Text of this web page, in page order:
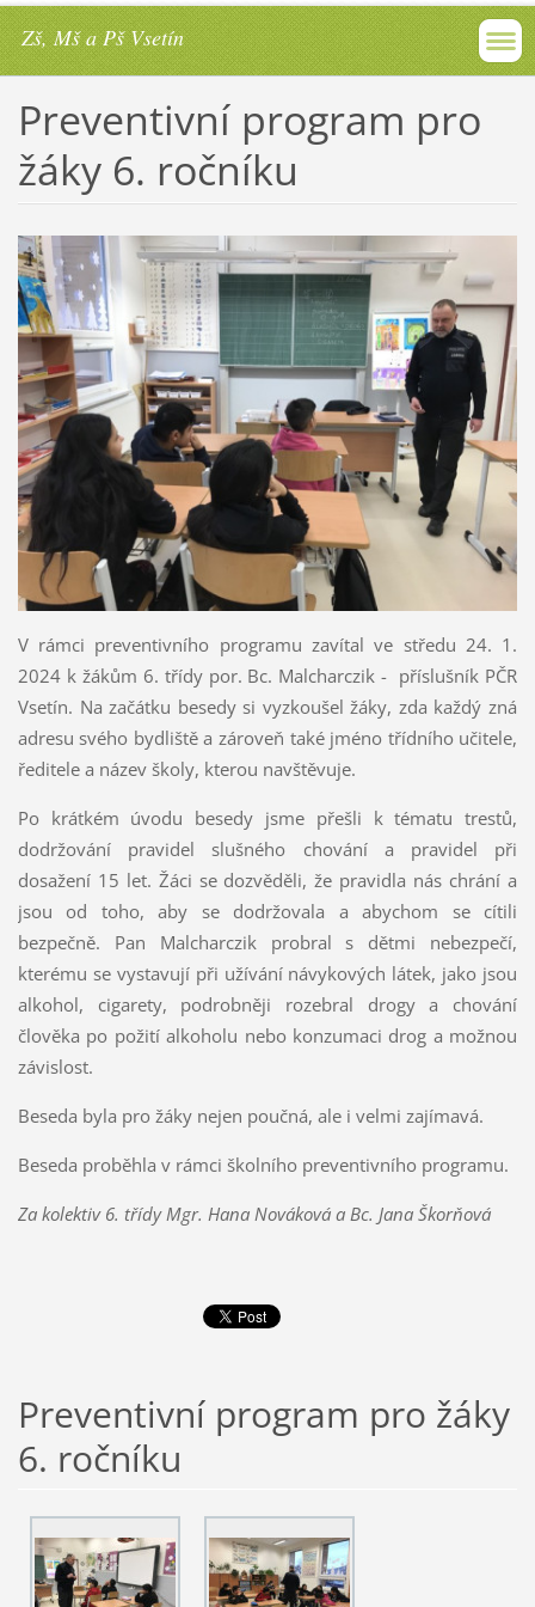
Zš, Mš a Pš Vsetín
Preventivní program pro
žáky 6. ročníku
V rámci preventivního programu zavítal ve středu 24. 1.
2024 k žákům 6. třídy por. Bc. Malcharczik - příslušník PČR
Vsetín. Na začátku besedy si vyzkoušel žáky, zda každý zná
adresu svého bydliště a zároveň také jméno třídního učitele,
ředitele a název školy, kterou navštěvuje.
Po krátkém úvodu besedy jsme přešli k tématu trestů,
dodržování pravidel slušného chování a pravidel při
dosažení 15 let. Žáci se dozvěděli, že pravidla nás chrání a
jsou od toho, aby se dodržovala a abychom se cítili
bezpečně. Pan Malcharczik probral s dětmi nebezpečí,
kterému se vystavují při užívání návykových látek, jako jsou
alkohol, cigarety, podrobněji rozebral drogy a chování
člověka po požití alkoholu nebo konzumaci drog a možnou
závislost.
Beseda byla pro žáky nejen poučná, ale i velmi zajímavá.
Beseda proběhla v rámci školního preventivního programu.
Za kolektiv 6. třídy Mgr. Hana Nováková a Bc. Jana Škorňová
Preventivní program pro žáky
6. ročníku